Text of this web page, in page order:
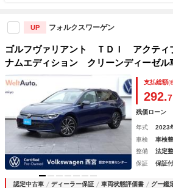
UP フォルクスワーゲン
ゴルフヴァリアント ＴＤＩ アクテ
ナムエディション クリーンディーゼ
年付 衝突軽減ブレーキ ＩＱライト
イドアシスト パークアシスト ヘッ
１７ＡＷ ＣａｒＰｌａｙ ハンドルヒ
支払総額(
292.7
残価ローン
年式 2023
車検
車検
整備
法定
保証
保証
認定中古車 ディーラー保証 車両状態評価書 グー鑑